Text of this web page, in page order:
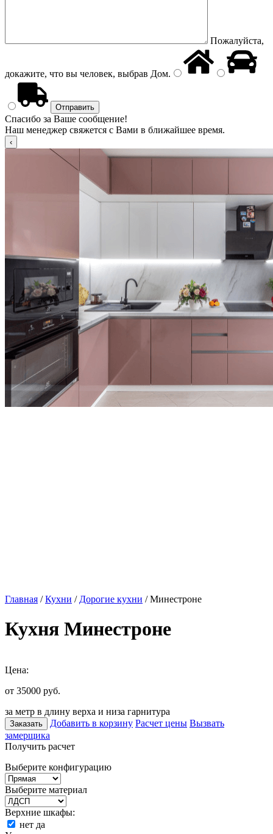
Пожалуйста,
докажите, что вы человек, выбрав Дом.
Спасибо за Ваше сообщение!
Наш менеджер свяжется с Вами в ближайшее время.
Главная /Кухни / Дорогие кухни / Минестроне
Кухня Минестроне
Цена:
от 35000 руб.
за метр в длину верха и низа гарнитура
Заказать Добавить в корзину Расчет цены Вызвать
замерщика
Получить расчет
Выберите конфигурацию
Выберите материал
Верхние шкафы:
нет да